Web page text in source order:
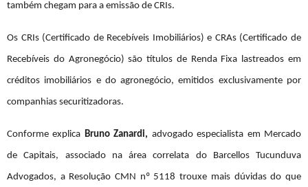
também chegam para a emissão de CRIs.
Os CRIs (Certificado de Recebíveis Imobiliários) e CRAs (Certificado de
Recebíveis do Agronegócio) são títulos de Renda Fixa lastreados em
créditos imobiliários e do agronegócio, emitidos exclusivamente por
companhias securitizadoras.
Conforme explica Bruno Zanardi, advogado especialista em Mercado
de Capitais, associado na área correlata do Barcellos Tucunduva
Advogados, a Resolução CMN nº 5118 trouxe mais dúvidas do que